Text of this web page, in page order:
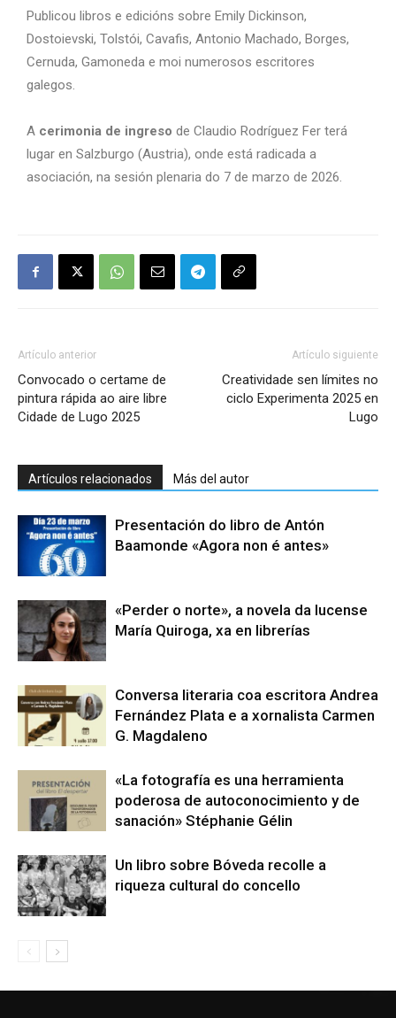
Publicou libros e edicións sobre Emily Dickinson,
Dostoievski, Tolstói, Cavafis, Antonio Machado, Borges,
Cernuda, Gamoneda e moi numerosos escritores
galegos.
A cerimonia de ingreso de Claudio Rodríguez Fer terá
lugar en Salzburgo (Austria), onde está radicada a
asociación, na sesión plenaria do 7 de marzo de 2026.
Artículo anterior
Convocado o certame de
pintura rápida ao aire libre
Cidade de Lugo 2025
Artículo siguiente
Creatividade sen límites no
ciclo Experimenta 2025 en
Lugo
Artículos relacionados Más del autor
Presentación do libro de Antón
Baamonde «Agora non é antes»
«Perder o norte», a novela da lucense
María Quiroga, xa en librerías
Conversa literaria coa escritora Andrea
Fernández Plata e a xornalista Carmen
G. Magdaleno
«La fotografía es una herramienta
poderosa de autoconocimiento y de
sanación» Stéphanie Gélin
Un libro sobre Bóveda recolle a
riqueza cultural do concello